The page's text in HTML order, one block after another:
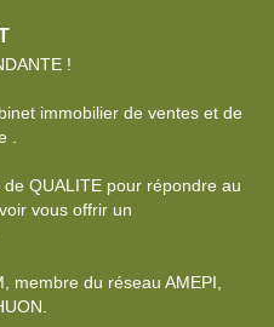
!
immobilier de ventes et de
QUALITE pour répondre au
vous offrir un
membre du réseau AMEPI,